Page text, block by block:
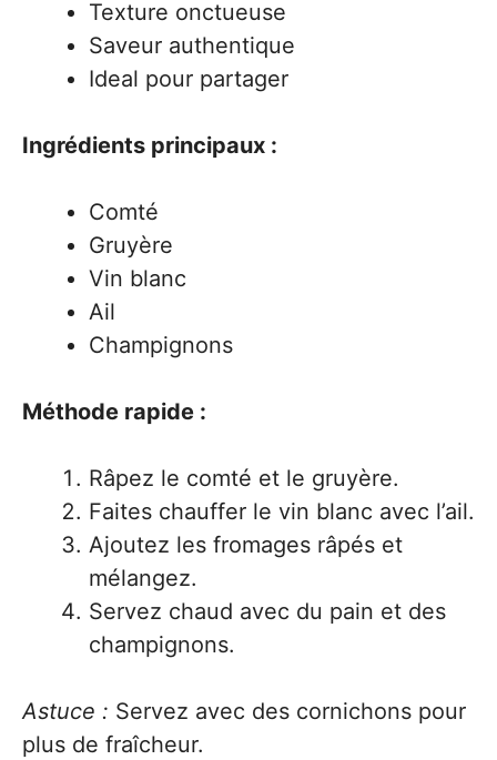
Texture onctueuse
Saveur authentique
Ideal pour partager
Ingrédients principaux :
Comté
Gruyère
Vin blanc
Ail
Champignons
Méthode rapide :
Râpez le comté et le gruyère.
Faites chauffer le vin blanc avec l’ail.
Ajoutez les fromages râpés et
mélangez.
Servez chaud avec du pain et des
champignons.
Astuce : Servez avec des cornichons pour
plus de fraîcheur.